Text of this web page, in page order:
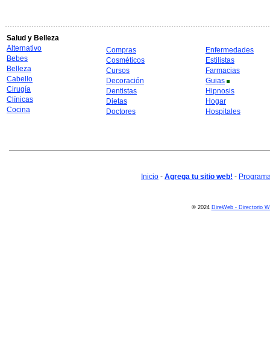
Salud y Belleza
Alternativo
Bebes
Belleza
Cabello
Cirugía
Clínicas
Cocina
Compras
Cosméticos
Cursos
Decoración
Dentistas
Dietas
Doctores
Enfermedades
Estilistas
Farmacias
Guias
Hipnosis
Hogar
Hospitales
Inicio - Agrega tu sitio web! -
© 2024 DireWeb - Directorio